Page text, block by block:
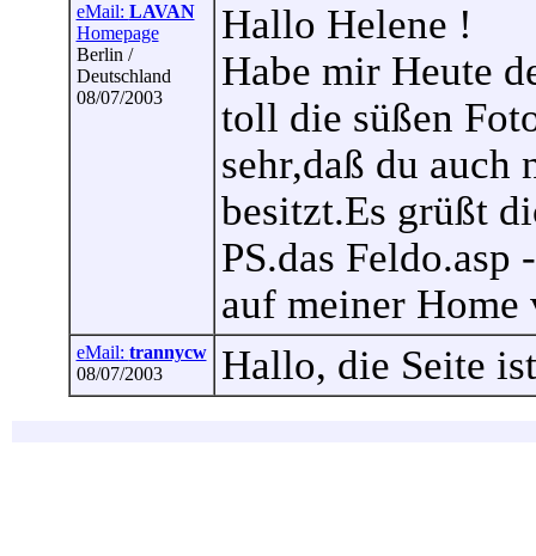
eMail: LAVAN
Homepage
Berlin /
Deutschland
08/07/2003
Hallo Helene !
Habe mir Heute
toll die süßen
sehr,daß du auch
besitzt.Es grüßt
PS.das Feldo.asp
auf meiner Home
eMail: trannycw
08/07/2003
Hallo, die Seite